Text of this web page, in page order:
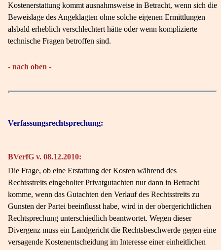
Kostenerstattung kommt ausnahmsweise in Betracht, wenn sich die
Beweislage des Angeklagten ohne solche eigenen Ermittlungen
alsbald erheblich verschlechtert hätte oder wenn komplizierte
technische Fragen betroffen sind.
- nach oben -
Verfassungsrechtsprechung:
BVerfG v. 08.12.2010:
Die Frage, ob eine Erstattung der Kosten während des
Rechtsstreits eingeholter Privatgutachten nur dann in Betracht
komme, wenn das Gutachten den Verlauf des Rechtsstreits zu
Gunsten der Partei beeinflusst habe, wird in der obergerichtlichen
Rechtsprechung unterschiedlich beantwortet. Wegen dieser
Divergenz muss ein Landgericht die Rechtsbeschwerde gegen eine
versagende Kostenentscheidung im Interesse einer einheitlichen